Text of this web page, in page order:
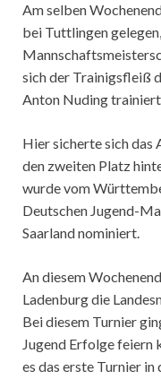
Am selben
bei Tuttlingen
sich der Trainigsfleiß
Anton Nuding
Hier sicherte sich das
den zweiten Platz
wurde vom
Deutschen Jugend-
Saarland nominiert.
An diesem
Ladenburg die
Bei diesem Turnier
Jugend Erfolge feiern
es das erste Turnier